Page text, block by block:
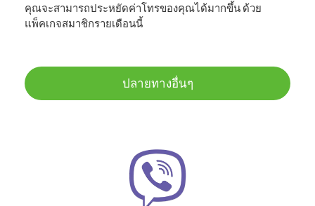
คุณจะสามารถประหยัดค่าโทรของคุณได้มากขึ้น ด้วย
แพ็คเกจสมาชิกรายเดือนนี้
ปลายทางอื่นๆ